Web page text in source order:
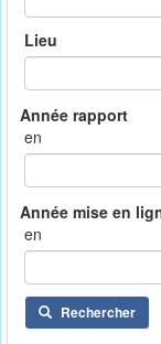
Lieu
en
en
Rechercher